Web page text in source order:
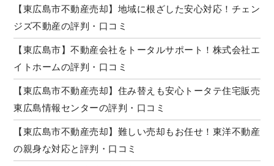
【東広島市不動産売却】地域に根ざした安心対応！チェン
ジズ不動産の評判・口コミ
【東広島市】不動産会社をトータルサポート！株式会社エ
イトホームの評判・口コミ
【東広島市不動産売却】住み替えも安心トータテ住宅販売
東広島情報センターの評判・口コミ
【東広島市不動産売却】難しい売却もお任せ！東洋不動産
の親身な対応と評判・口コミ